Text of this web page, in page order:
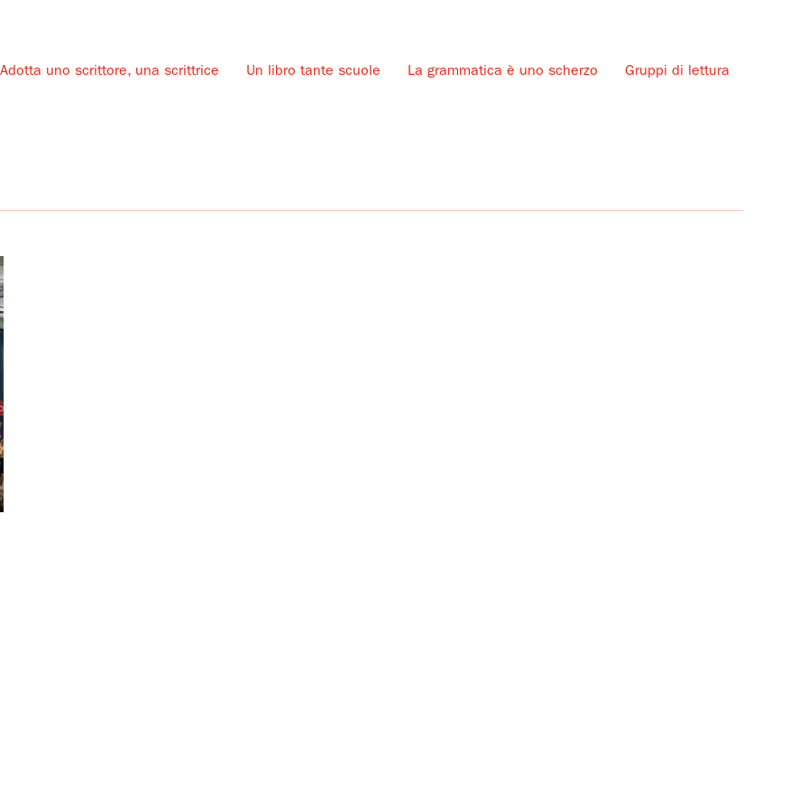
Adotta uno scrittore, una scrittrice Un libro tante scuole La grammatica è uno scherzo Gruppi di lettura